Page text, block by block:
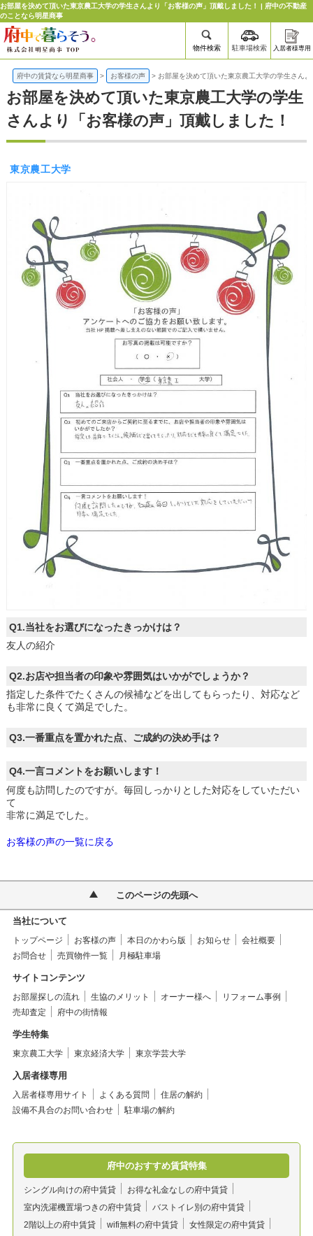
お部屋を決めて頂いた東京農工大学の学生さんより「お客様の声」頂戴しました！ | 府中の不動産
のことなら明星商事
物件検索 駐車場検索 入居者様専用
府中の賃貸なら明星商事 > お客様の声 > お部屋を決めて頂いた東京農工大学の学生さん
お部屋を決めて頂いた東京農工大学の学生
さんより「お客様の声」頂戴しました！
東京農工大学
Q1.当社をお選びになったきっかけは？
友人の紹介
Q2.お店や担当者の印象や雰囲気はいかがでしょうか？
指定した条件でたくさんの候補などを出してもらったり、対応など
も非常に良くて満足でした。
Q3.一番重点を置かれた点、ご成約の決め手は？
Q4.一言コメントをお願いします！
何度も訪問したのですが。毎回しっかりとした対応をしていただい
て
非常に満足でした。
お客様の声の一覧に戻る
このページの先頭へ
当社について
トップページ お客様の声 本日のかわら版 お知らせ
会社概要
お問合せ
売買物件一覧 月極駐車場
サイトコンテンツ
お部屋探しの流れ 生協のメリット オーナー様へ
リフォーム事例
売却査定
府中の街情報
学生特集
東京農工大学 東京経済大学 東京学芸大学
入居者様専用
入居者様専用サイト よくある質問
住居の解約
設備不具合のお問い合わせ
駐車場の解約
府中のおすすめ賃貸特集
シングル向けの府中賃貸
お得な礼金なしの府中賃貸
室内洗濯機置場つきの府中賃貸
バストイレ別の府中賃貸
2階以上の府中賃貸
wifi無料の府中賃貸
女性限定の府中賃貸